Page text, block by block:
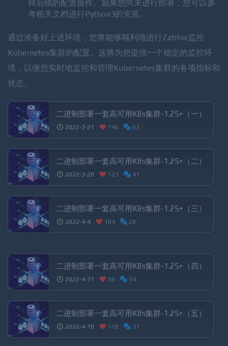
您在监控服务端节点上已成功安装了Python3，以支
持后续的配置操作。如果您尚未进行部署，您可以参
通过准备好上述环境，您将能够顺利地进行Zabbix监控
Kubernetes集群的配置。这将为您提供一个稳定的监控环
境，以便您实时地监控和管理Kubernetes集群的各项指标和
二进制部署一套高可用K8s集群-1.25+（一）
二进制部署一套高可用K8s集群-1.25+（二）
二进制部署一套高可用K8s集群-1.25+（三）
二进制部署一套高可用K8s集群-1.25+（四）
二进制部署一套高可用K8s集群-1.25+（五）